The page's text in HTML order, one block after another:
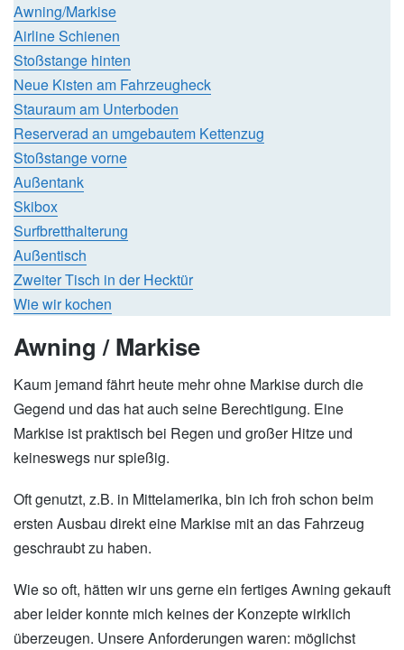
Awning/Markise
Airline Schienen
Stoßstange hinten
Neue Kisten am Fahrzeugheck
Stauraum am Unterboden
Reserverad an umgebautem Kettenzug
Stoßstange vorne
Außentank
Skibox
Surfbretthalterung
Außentisch
Zweiter Tisch in der Hecktür
Wie wir kochen
Awning / Markise
Kaum jemand fährt heute mehr ohne Markise durch die
Gegend und das hat auch seine Berechtigung. Eine
Markise ist praktisch bei Regen und großer Hitze und
keineswegs nur spießig.
Oft genutzt, z.B. in Mittelamerika, bin ich froh schon beim
ersten Ausbau direkt eine Markise mit an das Fahrzeug
geschraubt zu haben.
Wie so oft, hätten wir uns gerne ein fertiges Awning gekauft
aber leider konnte mich keines der Konzepte wirklich
überzeugen. Unsere Anforderungen waren: möglichst